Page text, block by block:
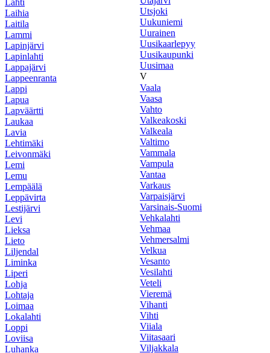
Lahti
Laihia
Laitila
Lammi
Lapinjärvi
Lapinlahti
Lappajärvi
Lappeenranta
Lappi
Lapua
Lapväärtti
Laukaa
Lavia
Lehtimäki
Leivonmäki
Lemi
Lemu
Lempäälä
Leppävirta
Lestijärvi
Levi
Lieksa
Lieto
Liljendal
Liminka
Liperi
Lohja
Lohtaja
Loimaa
Lokalahti
Loppi
Loviisa
Luhanka
Utsjoki
Uukuniemi
Uurainen
Uusikaarlepyy
Uusikaupunki
Uusimaa
V
Vaala
Vaasa
Vahto
Valkeakoski
Valkeala
Valtimo
Vammala
Vampula
Vantaa
Varkaus
Varpaisjärvi
Varsinais-Suomi
Vehkalahti
Vehmaa
Vehmersalmi
Velkua
Vesanto
Vesilahti
Veteli
Vieremä
Vihanti
Vihti
Viiala
Viitasaari
Viljakkala